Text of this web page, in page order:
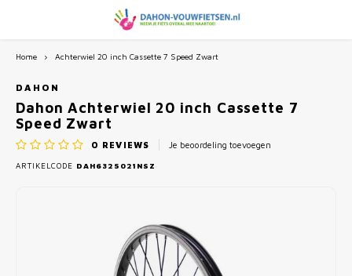
Hoofdmenu / onderdelen / accessoires
Onderdelen / Accessoires
Dahon Spareparts
Diverse accessoires
Hoofdmenu / merken
Dahon Vouwfietsen
Ugo Vouwfietsen
Hoofdmenu / zoeken op wiel maat
16 inch Vouwfietsen
20 inch Vouwfietsen
Home Achterwiel 20 inch Cassette 7 Speed Zwart
DAHON
Dahon Achterwiel 20 inch Cassette 7
Speed Zwart
0 REVIEWS Je beoordeling toevoegen
ARTIKELCODE DAH6325021NSZ